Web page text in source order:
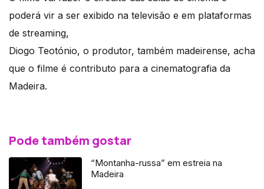
poderá vir a ser exibido na televisão e em plataformas
de streaming,
Diogo Teotónio, o produtor, também madeirense, acha
que o filme é contributo para a cinematografia da
Madeira.
Pode também gostar
“Montanha-russa” em estreia na
Madeira